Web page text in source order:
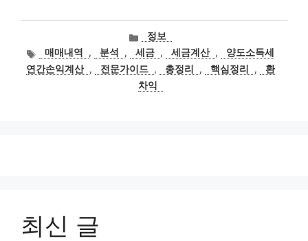
카
테
고
리
정보
태
그
매매내역 , 분석 , 세금 , 세금계산 ,
양도소득세
연간손익계산 , 전문가이드 , 총정리 , 핵심정리 ,
환
차익
최신 글